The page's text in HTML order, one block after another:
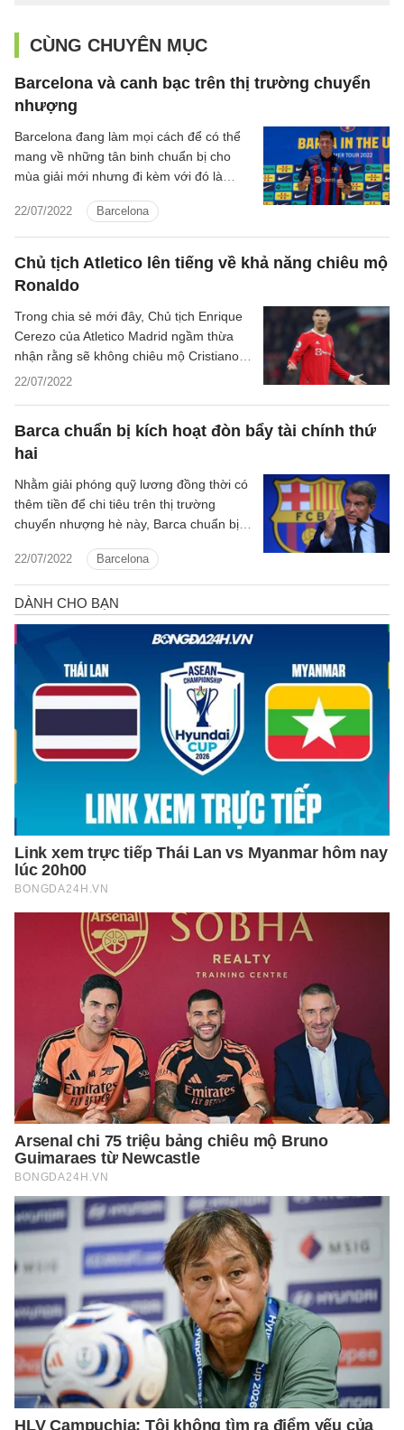
CÙNG CHUYÊN MỤC
Barcelona và canh bạc trên thị trường chuyển
nhượng
22/07/2022 Barcelona
Barcelona đang làm mọi cách để có thể
mang về những tân binh chuẩn bị cho
mùa giải mới nhưng đi kèm với đó là
Chủ tịch Atletico lên tiếng về khả năng chiêu mộ
Ronaldo
22/07/2022
Trong chia sẻ mới đây, Chủ tịch Enrique
Cerezo của Atletico Madrid ngầm thừa
nhận rằng sẽ không chiêu mộ Cristiano
Ronaldo trong mùa hè 2022.
Barca chuẩn bị kích hoạt đòn bẩy tài chính thứ
hai
22/07/2022 Barcelona
Nhằm giải phóng quỹ lương đồng thời có
thêm tiền để chi tiêu trên thị trường
chuyển nhượng hè này, Barca chuẩn bị